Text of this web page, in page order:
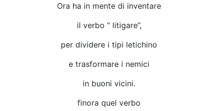
Ora ha in mente di inventare
il verbo “ litigare”,
per dividere i tipi letichino
e trasformare i nemici
in buoni vicini.
finora quel verbo